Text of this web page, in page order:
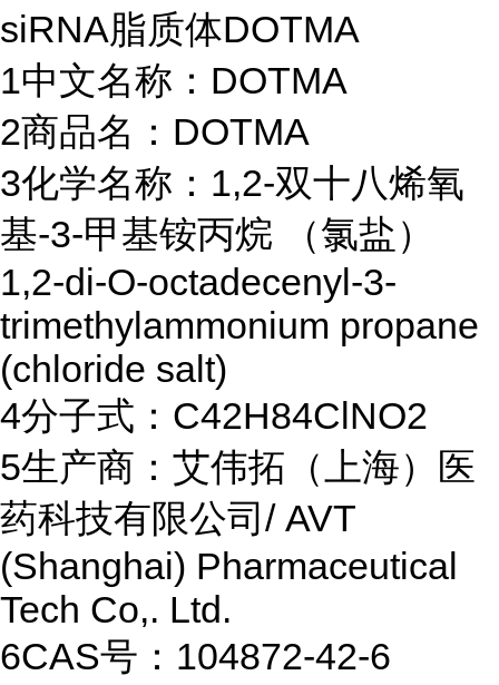
siRNA脂质体DOTMA
1中文名称：DOTMA
2商品名：DOTMA
3化学名称：1,2-双十八烯氧
基-3-甲基铵丙烷 （氯盐）
1,2-di-O-octadecenyl-3-
trimethylammonium propane
(chloride salt)
4分子式：C42H84ClNO2
5生产商：艾伟拓（上海）医
药科技有限公司/ AVT
(Shanghai) Pharmaceutical
Tech Co,. Ltd.
6CAS号：104872-42-6